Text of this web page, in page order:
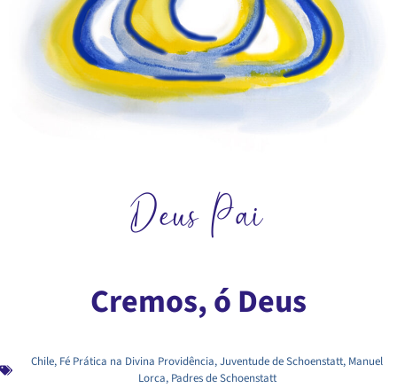
Deus Pai
Cremos, ó Deus
Chile, Fé Prática na Divina Providência,Juventude de Schoenstatt, Manuel
Lorca, Padres de Schoenstatt